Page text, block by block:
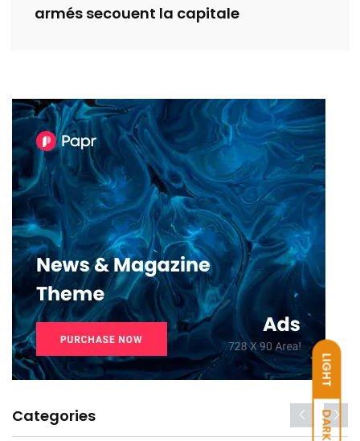
LIGHT
DARK
armés secouent la capitale
Categories